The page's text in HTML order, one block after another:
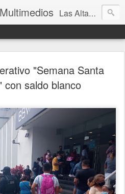
Las Altas Montañas Multimedios
"Semana Santa
con saldo blanco